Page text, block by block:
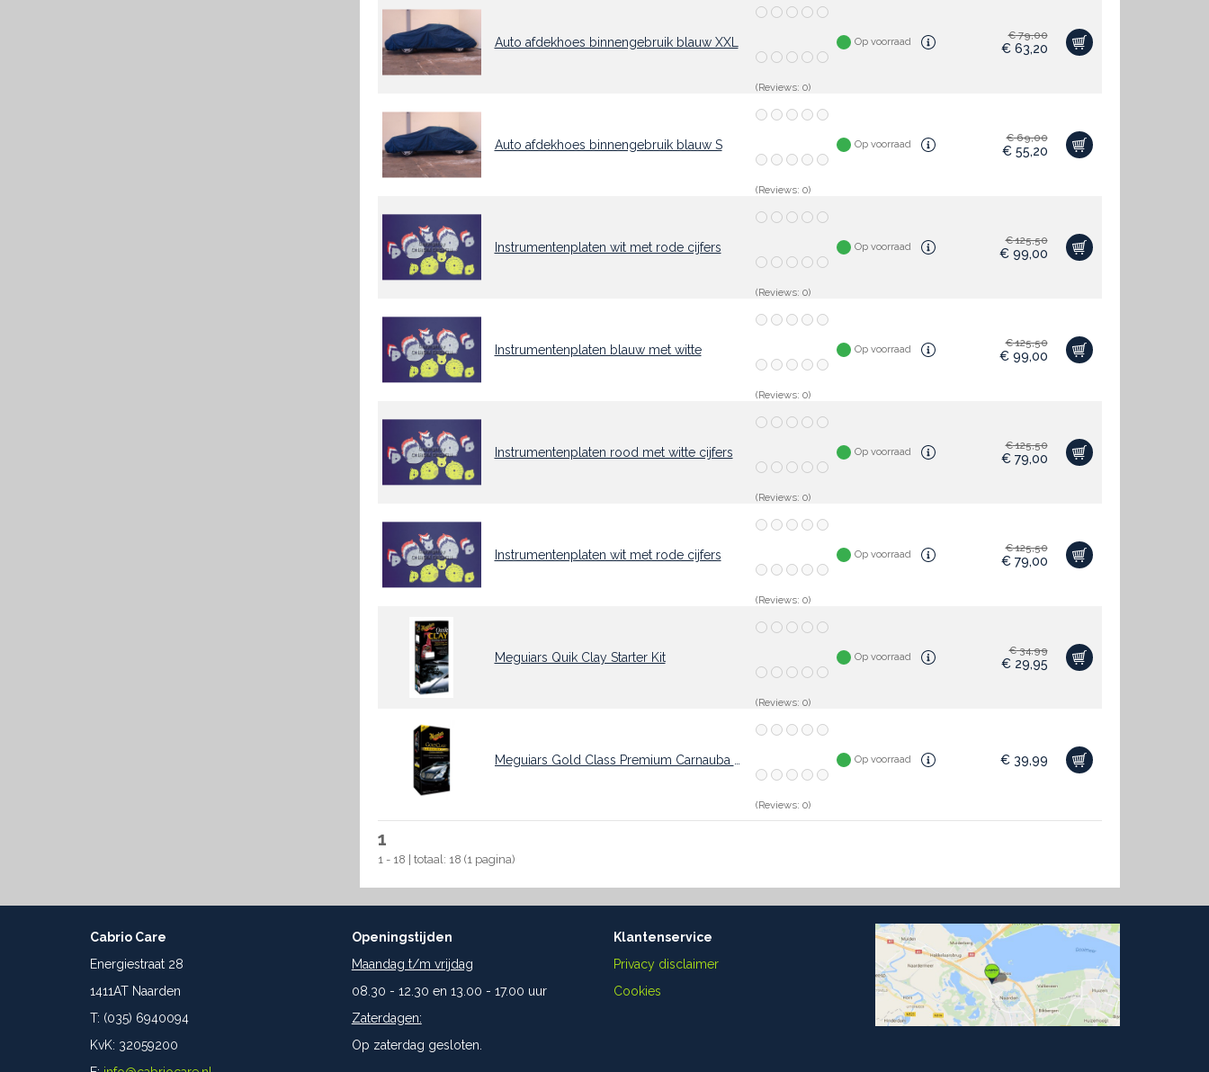
Auto afdekhoes binnengebruik blauw XXL
(Reviews: 0)
Op voorraad
€79,00
€63,20
Auto afdekhoes binnengebruik blauw S
(Reviews: 0)
Op voorraad
€69,00
€55,20
Instrumentenplaten wit met rode cijfers
(Reviews: 0)
Op voorraad
€125,50
€99,00
Instrumentenplaten blauw met witte
(Reviews: 0)
Op voorraad
€125,50
€99,00
Instrumentenplaten rood met witte cijfers
(Reviews: 0)
Op voorraad
€125,50
€79,00
Instrumentenplaten wit met rode cijfers
(Reviews: 0)
Op voorraad
€125,50
€79,00
Meguiars Quik Clay Starter Kit
(Reviews: 0)
Op voorraad
€34,99
€29,95
(Reviews: 0)
Op voorraad €39,99
1
1 - 18 | totaal: 18 (1 pagina)
Cabrio Care
Energiestraat 28
1411AT Naarden
T: (035) 6940094
KvK: 32059200
Openingstijden
Maandag t/m vrijdag
08.30 - 12.30 en 13.00 - 17.00 uur
Zaterdagen:
Op zaterdag gesloten.
Klantenservice
Privacy disclaimer
Cookies